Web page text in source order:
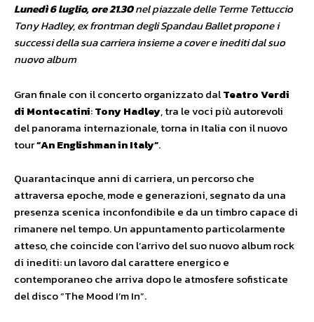
Lunedì 6 luglio, ore 21.30nel piazzale delle Terme Tettuccio
Tony Hadley, ex frontman degli Spandau Ballet propone i
successi della sua carriera insieme a cover e inediti dal suo
nuovo album
Gran finale con il concerto organizzato dalTeatro Verdi
di Montecatini:Tony Hadley, tra le voci più autorevoli
del panorama internazionale, torna in Italia con il nuovo
tour“An Englishman in Italy”.
Quarantacinque anni di carriera, un percorso che
attraversa epoche, mode e generazioni, segnato da una
presenza scenica inconfondibile e da un timbro capace di
rimanere nel tempo. Un appuntamento particolarmente
atteso, che coincide con l’arrivo del suo nuovo album rock
di inediti: un lavoro dal carattere energico e
contemporaneo che arriva dopo le atmosfere sofisticate
del disco “The Mood I’m In”.